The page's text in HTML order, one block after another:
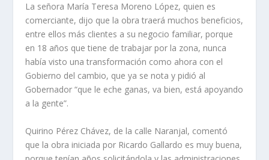
La señora María Teresa Moreno López, quien es
comerciante, dijo que la obra traerá muchos beneficios,
entre ellos más clientes a su negocio familiar, porque
en 18 años que tiene de trabajar por la zona, nunca
había visto una transformación como ahora con el
Gobierno del cambio, que ya se nota y pidió al
Gobernador “que le eche ganas, va bien, está apoyando
a la gente”.
Quirino Pérez Chávez, de la calle Naranjal, comentó
que la obra iniciada por Ricardo Gallardo es muy buena,